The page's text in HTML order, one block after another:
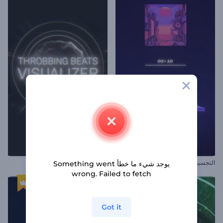
التجسيد البصري بموجات البكسل متخيل ضربات الخفقان
يوجد شيء ما خطأ Something went
wrong. Failed to fetch
Got it